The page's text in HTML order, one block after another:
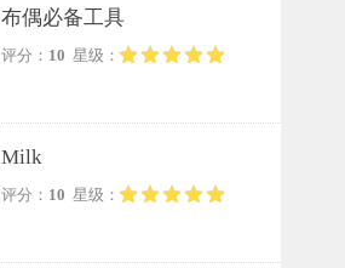
布偶必备工具
评分： 10 星级：
Milk
评分： 10 星级：